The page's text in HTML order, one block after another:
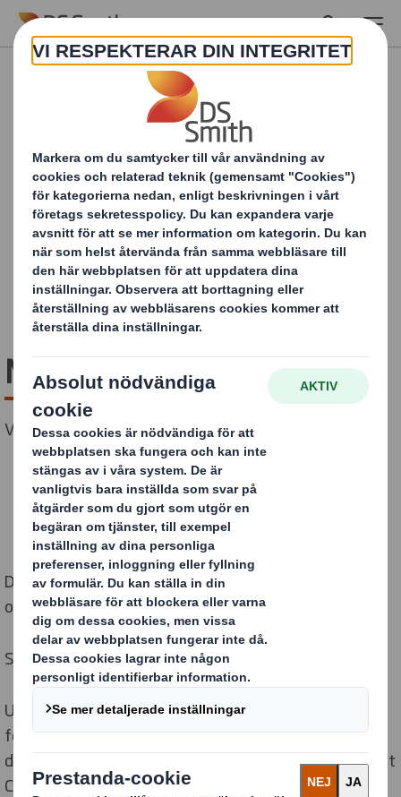
Skip to main content
More power to you
Vår styrka är din!
Dina förpackningar spelar roll. För både dig och världen
omkring dig.
Styrka och balans hand i hand.
Upptäck hur innovativa lösningar kan öka din
försäljning och minska dina kostnader. Samtidigt som
de pressar luft ur distributionen, vilket betyder minskat
CO2-utsläpp.